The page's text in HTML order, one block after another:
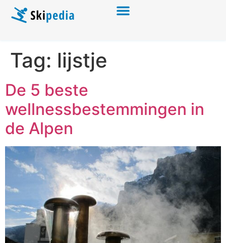
Tag: lijstje
De 5 beste
wellnessbestemmingen in
de Alpen